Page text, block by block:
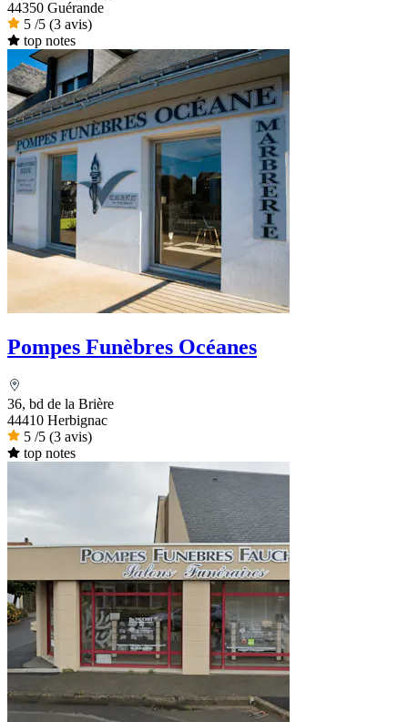
44350 Guérande
5 /5 (3 avis)
top notes
Pompes Funèbres Océanes
36, bd de la Brière
44410 Herbignac
5 /5 (3 avis)
top notes